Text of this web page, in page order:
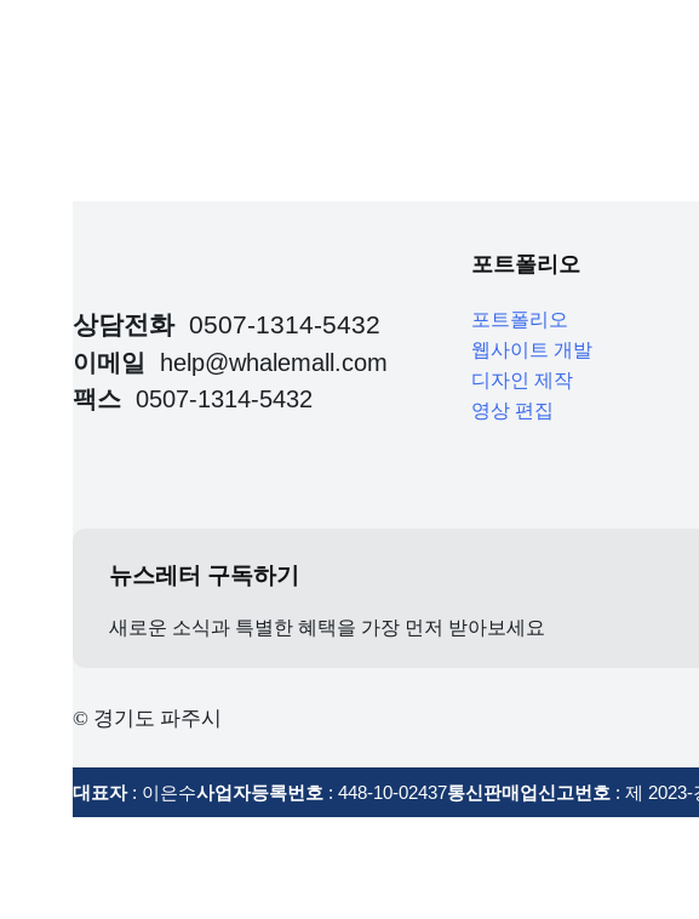
상담전화 0507-1314-5432
이메일
help@whalemall.com
팩스 0507-1314-5432
포트폴리오
포트폴리오
웹사이트 개발
디자인 제작
영상 편집
뉴스레터 구독하기
새로운 소식과 특별한 혜택을 가장 먼저 받아보세요
© 경기도 파주시
대표자: 이은수사업자등록번호 : 448-10-02437통신판매업신고번호 : 제